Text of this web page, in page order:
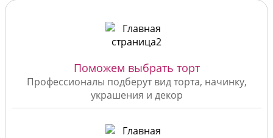
Поможем выбрать торт
Профессионалы подберут вид торта, начинку,
украшения и декор